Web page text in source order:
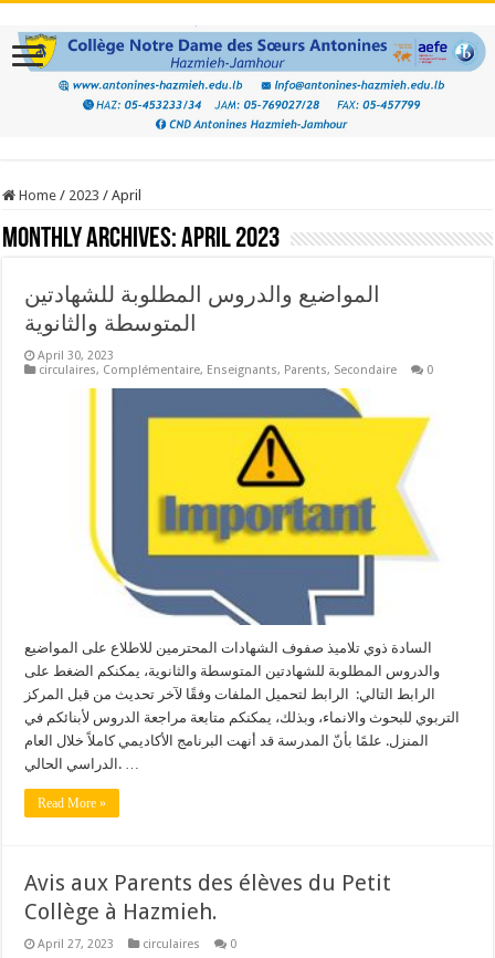
Home / 2023 / April
Monthly Archives:April 2023
المواضيع والدروس المطلوبة للشهادتين
المتوسطة والثانوية
April 30, 2023
circulaires, Complémentaire, Enseignants, Parents, Secondaire 0
السادة ذوي تلاميذ صفوف الشهادات المحترمين للاطلاع على المواضيع
والدروس المطلوبة للشهادتين المتوسطة والثانوية، يمكنكم الضغط على
الرابط التالي: الرابط لتحميل الملفات وفقًا لآخر تحديث من قبل المركز
التربوي للبحوث والانماء، وبذلك، يمكنكم متابعة مراجعة الدروس لأبنائكم في
المنزل. علمًا بأنّ المدرسة قد أنهت البرنامج الأكاديمي كاملاً خلال العام
الدراسي الحالي. …
Read More »
Avis aux Parents des élèves du Petit
Collège à Hazmieh.
April 27, 2023 circulaires 0